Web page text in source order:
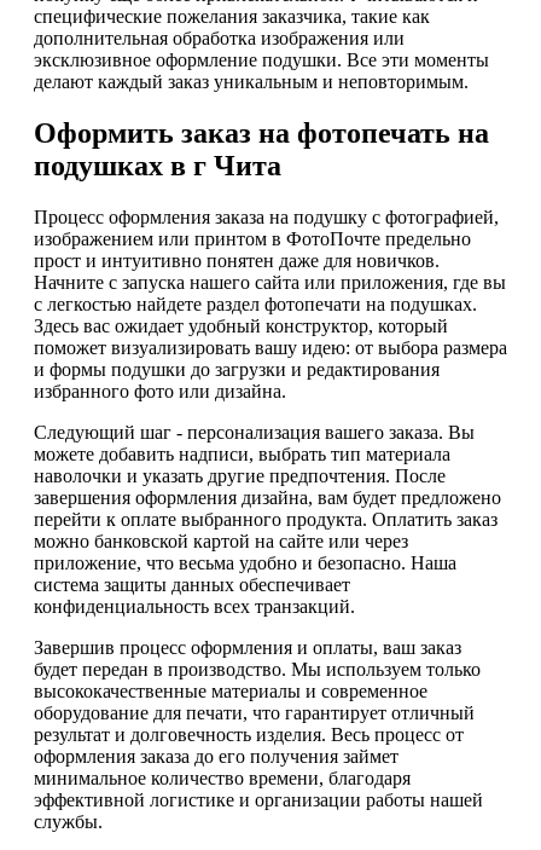
специфические пожелания заказчика, такие как
дополнительная обработка изображения или
эксклюзивное оформление подушки. Все эти моменты
делают каждый заказ уникальным и неповторимым.
Оформить заказ на фотопечать на
подушках в г Чита
Процесс оформления заказа на подушку с фотографией,
изображением или принтом в ФотоПочте предельно
прост и интуитивно понятен даже для новичков.
Начните с запуска нашего сайта или приложения, где вы
с легкостью найдете раздел фотопечати на подушках.
Здесь вас ожидает удобный конструктор, который
поможет визуализировать вашу идею: от выбора размера
и формы подушки до загрузки и редактирования
избранного фото или дизайна.
Следующий шаг - персонализация вашего заказа. Вы
можете добавить надписи, выбрать тип материала
наволочки и указать другие предпочтения. После
завершения оформления дизайна, вам будет предложено
перейти к оплате выбранного продукта. Оплатить заказ
можно банковской картой на сайте или через
приложение, что весьма удобно и безопасно. Наша
система защиты данных обеспечивает
конфиденциальность всех транзакций.
Завершив процесс оформления и оплаты, ваш заказ
будет передан в производство. Мы используем только
высококачественные материалы и современное
оборудование для печати, что гарантирует отличный
результат и долговечность изделия. Весь процесс от
оформления заказа до его получения займет
минимальное количество времени, благодаря
эффективной логистике и организации работы нашей
службы.